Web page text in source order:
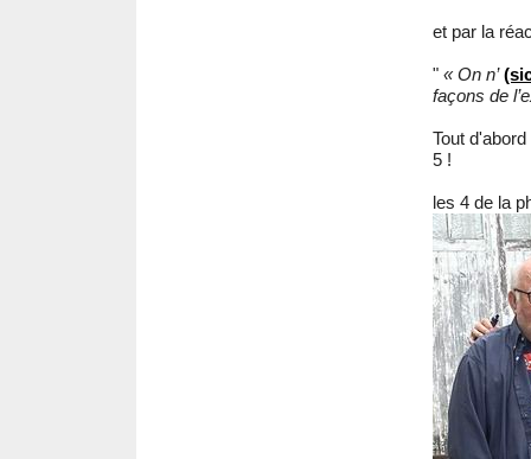
et par la
" « On n’
façons de
Tout
5 !
les 4 de la